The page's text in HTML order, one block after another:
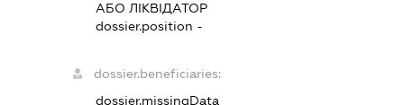
АБО ЛІКВІДАТОР
dossier.position -
dossier.beneficiaries:
dossier.missingData